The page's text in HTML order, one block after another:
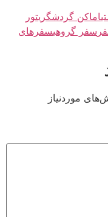
اماکن گردشگریتور
سفر گروهیسفرهای
موردنیاز